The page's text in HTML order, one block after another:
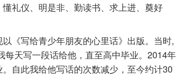
礼仪、明是非、勤读书、求上进、奠好
写给青少年朋友的心里话》出版。当时,
天写一段话给他，直至高中毕业。2014年
自此我给他写话的次数减少，至今约计30